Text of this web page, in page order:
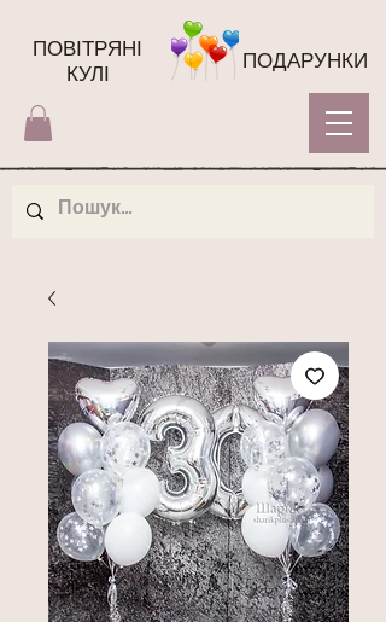
ПОВІТРЯНІ
КУЛІ
ПОДАРУНКИ